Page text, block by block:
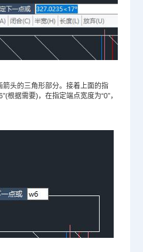
头的三角形部分。接着上面的指
根据需要)，在指定端点宽度为“0”，